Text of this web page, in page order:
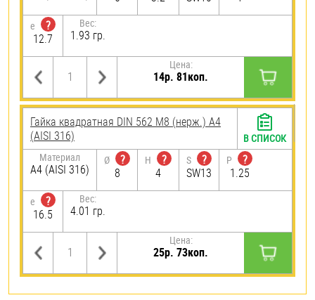
e
?
12.7
Вес:
1.93 гр.
Цена:
14р. 81коп.
Гайка квадратная DIN 562 М8 (нерж.) A4
(AISI 316)
Материал
A4 (AISI 316)
Ø
?
8
H
?
4
S
?
SW13
P
?
1.25
e
?
16.5
Вес:
4.01 гр.
Цена:
25р. 73коп.
В СПИСОК